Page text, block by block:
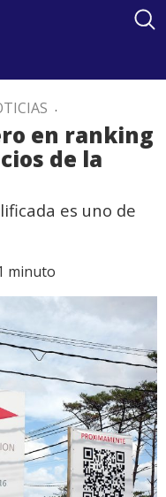
.
en ranking
de la
es uno de
minuto